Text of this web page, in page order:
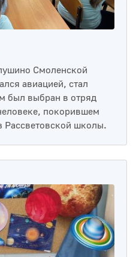
Смоленской
авиацией, стал
был выбран в отряд
покорившем
Рассветовской школы.